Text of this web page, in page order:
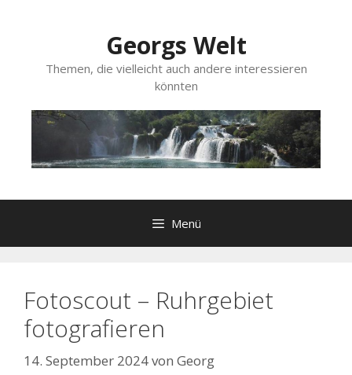
Georgs Welt
Themen, die vielleicht auch andere interessieren
könnten
Menü
Fotoscout – Ruhrgebiet
fotografieren
14. September 2024von Georg